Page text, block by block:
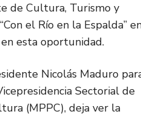
de Cultura, Turismo y
el Río en la Espalda”
esta oportunidad.
Nicolás Maduro
Sectorial de
(MPPC), deja ver la